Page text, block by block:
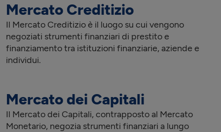
Mercato Creditizio
Il Mercato Creditizio è il luogo su cui vengono
negoziati strumenti finanziari di prestito e
finanziamento tra istituzioni finanziarie, aziende e
individui.
Mercato dei Capitali
Il Mercato dei Capitali, contrapposto al Mercato
Monetario, negozia strumenti finanziari a lungo